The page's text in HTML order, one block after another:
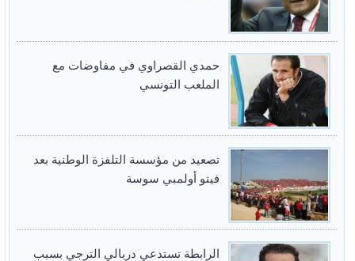
حمدي القصراوي في مفاوضات مع
الملعب التونسي
تصعيد من مؤسسة التلفزة الوطنية بعد
فيتو أولمبي سوسة
الرابطة تستدعي دربالي الترجي بسبب